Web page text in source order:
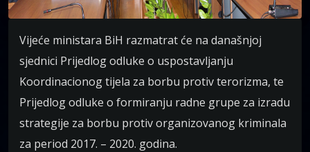
Vijeće ministara BiH razmatrat će na današnjoj
sjednici Prijedlog odluke o uspostavljanju
Koordinacionog tijela za borbu protiv terorizma, te
Prijedlog odluke o formiranju radne grupe za izradu
strategije za borbu protiv organizovanog kriminala
za period 2017. – 2020. godina.